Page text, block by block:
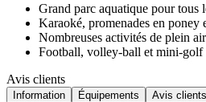
Grand parc aquatique pour tous
Karaoké, promenades en poney
Nombreuses activités de plein air
Football, volley-ball et mini-golf
Avis clients
Information Équipements Avis clients